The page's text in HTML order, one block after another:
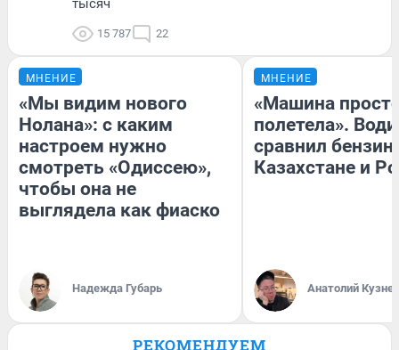
тысяч
15 787 22
МНЕНИЕ
«Мы видим нового
Нолана»: с каким
настроем нужно
смотреть «Одиссею»,
чтобы она не
выглядела как фиаско
Надежда Губарь
МНЕНИЕ
«Машина
полетела».
сравнил бензин
Казахстане и
Анатолий
РЕКОМЕНДУЕМ